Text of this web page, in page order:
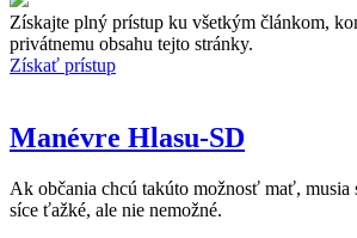
Získajte plný prístup ku všetkým článkom,
privátnemu obsahu tejto stránky.
Získať prístup
Manévre Hlasu-SD
Ak občania chcú takúto možnosť mať, musia
síce ťažké, ale nie nemožné.